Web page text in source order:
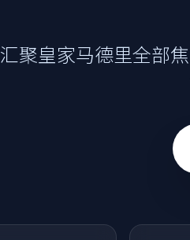
汇聚皇家马德里全部